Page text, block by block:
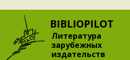
BIBLIOPILOT
Литература
зарубежных
издательств